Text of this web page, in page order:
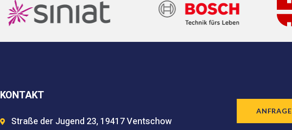
KONTAKT
Straße der Jugend 23, 19417 Ventschow
ANFRAGE